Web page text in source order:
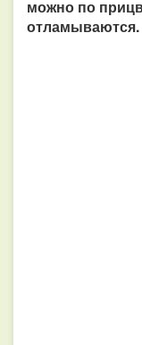
можно по
отламываются.